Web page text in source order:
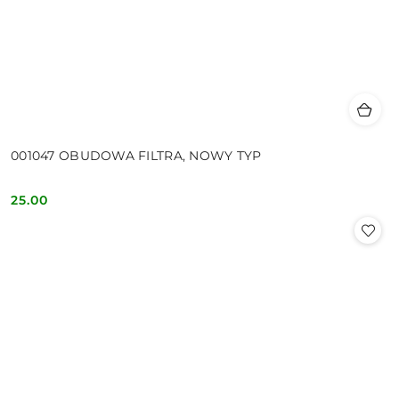
001047 OBUDOWA FILTRA, NOWY TYP
Cena:
25.00